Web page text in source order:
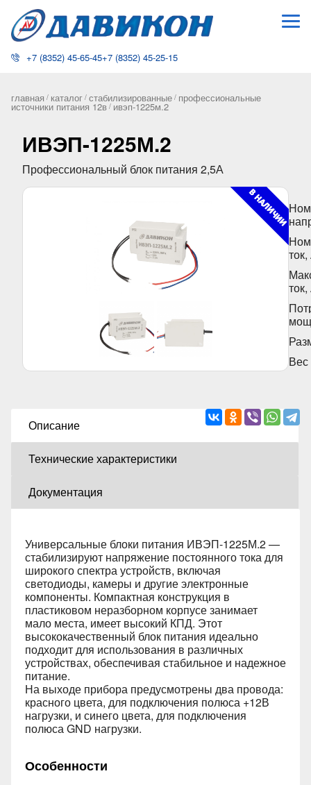
+7 (8352) 45-65-45+7 (8352) 45-25-15
главная / каталог / стабилизированные / профессиональные
источники питания 12в / ивэп-1225м.2
ИВЭП-1225М.2
Профессиональный блок питания 2,5А
Вес
Описание
Технические характеристики
Документация
Универсальные блоки питания ИВЭП-1225М.2 —
стабилизируют напряжение постоянного тока для
широкого спектра устройств, включая
светодиоды, камеры и другие электронные
компоненты. Компактная конструкция в
пластиковом неразборном корпусе занимает
мало места, имеет высокий КПД. Этот
высококачественный блок питания идеально
подходит для использования в различных
устройствах, обеспечивая стабильное и надежное
питание.
На выходе прибора предусмотрены два провода:
красного цвета, для подключения полюса +12В
нагрузки, и синего цвета, для подключения
полюса GND нагрузки.
Особенности